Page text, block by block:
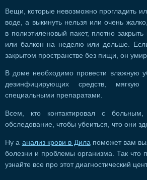
Вещи, которые невозможно прогладить
воде, а выкинуть нельзя или очень
в полиэтиленовый пакет, плотно
или балкон на неделю или дольше.
закрытом пространстве без пищи, он
В доме необходимо провести влажную
дезинфицирующих средств, мягкую
специальными препаратами.
Всем, кто контактировал с
обследование, чтобы убеиться, что они
Ну а анализ крови в Дила поможет вам
болезни и проблемы организма. Так что
узнайте все про этот диагностический